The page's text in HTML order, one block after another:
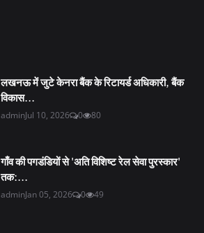
लखनऊ में जुटे केनरा बैंक के रिटायर्ड अधिकारी, बैंक
विकास...
adminJul 10, 2026 0 80
गाँव की पगडंडियों से 'अति विशिष्ट रेल सेवा पुरस्कार'
तक:...
adminJan 05, 2026 0 49